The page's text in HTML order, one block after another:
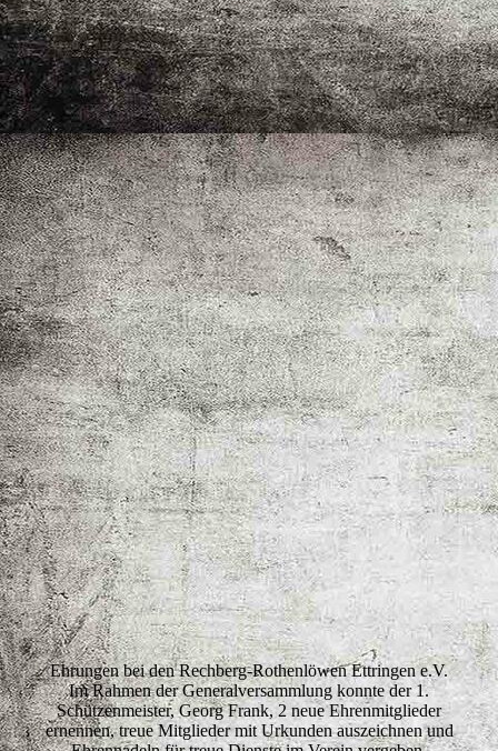
Meisterschütze
Ehrungen bei den Rechberg-Rothenlöwen Ettringen e.V.
Im Rahmen der Generalversammlung konnte der 1.
Schützenmeister, Georg Frank, 2 neue Ehrenmitglieder
ernennen, treue Mitglieder mit Urkunden auszeichnen und